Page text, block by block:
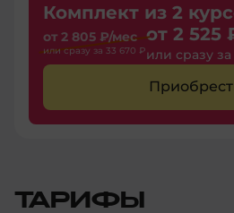
Комплект из 2
от 2 805 ₽/мес
или сразу за 33 670 ₽
от 2 525
или сразу за
ТАРИФЫ